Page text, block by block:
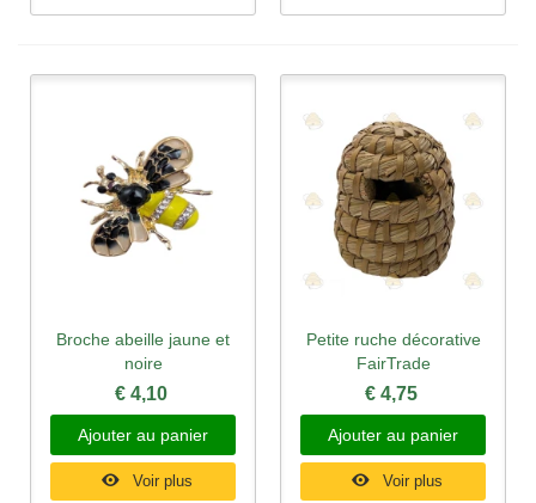
Broche abeille jaune et
noire
€ 4,10
Ajouter au panier
Voir plus
Petite ruche décorative
FairTrade
€ 4,75
Ajouter au panier
Voir plus